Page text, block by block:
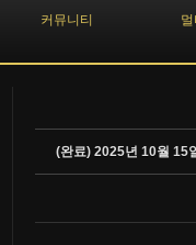
커뮤니티
(완료) 2025년 10월 15
5